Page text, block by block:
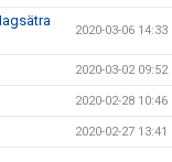
2020-03-06 14:33
2020-03-02 09:52
2020-02-28 10:46
2020-02-27 13:41